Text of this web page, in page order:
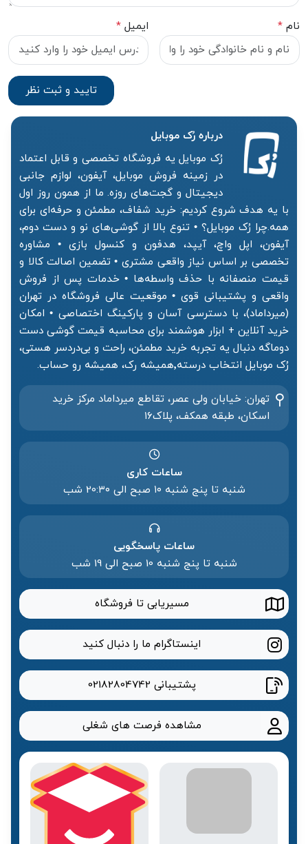
نام * ایمیل *
درباره رُک‌ موبایل
رُک موبایل یه فروشگاه تخصصی و قابل اعتماد
در زمینه فروش موبایل، آیفون، لوازم جانبی
دیجیتال و گجت‌های روزه. ما از همون روز اول
با یه هدف شروع کردیم: خرید شفاف، مطمئن و حرفه‌ای برای
همه.چرا رُک موبایل؟ • تنوع بالا از گوشی‌های نو و دست دوم،
آیفون، اپل واچ، آیپد، هدفون و کنسول بازی • مشاوره
تخصصی بر اساس نیاز واقعی مشتری • تضمین اصالت کالا و
قیمت منصفانه با حذف واسطه‌ها • خدمات پس از فروش
واقعی و پشتیبانی قوی • موقعیت عالی فروشگاه در تهران
(میرداماد)، با دسترسی آسان و پارکینگ اختصاصی • امکان
خرید آنلاین + ابزار هوشمند برای محاسبه قیمت گوشی دست
دوماگه دنبال یه تجربه خرید مطمئن، راحت و بی‌دردسر هستی،
رُک موبایل انتخاب درسته٬همیشه رک، همیشه رو حساب.
تهران: خیابان ولی عصر، تقاطع میرداماد مرکز خرید‌
اسکان، طبقه همکف، پلاک۱۶
ساعات کاری
شنبه تا پنج شنبه ۱۰ صبح الی 20:۳۰ شب
ساعات پاسخگویی
شنبه تا پنج شنبه 10 صبح الی 19 شب
مسیریابی تا فروشگاه
اینستاگرام ما را دنبال کنید
پشتیبانی 02182804742
مشاهده فرصت های شغلی